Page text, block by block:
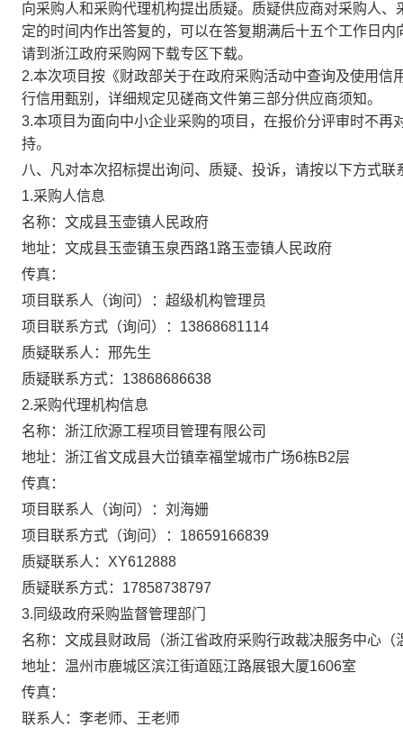
向采购人和采购代理机构提出质疑。质疑供应商对采购人
定的时间内作出答复的，可以在答复期满后十五个工作日
请到浙江政府采购网下载专区下载。
2.本次项目按《财政部关于在政府采购活动中查询及使用
行信用甄别，详细规定见磋商文件第三部分供应商须知。
3.本项目为面向中小企业采购的项目，在报价分评审时不
持。
八、凡对本次招标提出询问、质疑、投诉，请按以下方式联
1.采购人信息
名称： 文成县玉壶镇人民政府
地址： 文成县玉壶镇玉泉西路1路玉壶镇人民政府
传真：
项目联系人（询问）： 超级机构管理员
项目联系方式（询问）： 13868681114
质疑联系人： 邢先生
质疑联系方式： 13868686638
2.采购代理机构信息
名称： 浙江欣源工程项目管理有限公司
地址： 浙江省文成县大峃镇幸福堂城市广场6栋B2层
传真：
项目联系人（询问）： 刘海姗
项目联系方式（询问）： 18659166839
质疑联系人： XY612888
质疑联系方式： 17858738797
3.同级政府采购监督管理部门
名称：文成县财政局（浙江省政府采购行政裁决服务中心（
地址：温州市鹿城区滨江街道瓯江路展银大厦1606室
传真：
联系人：李老师、王老师